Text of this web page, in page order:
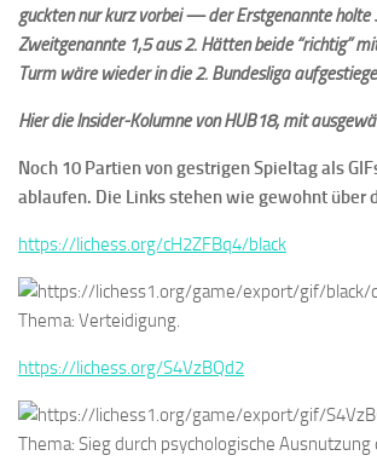
guckten nur kurz vorbei — der Erstgenannte holte
Zweitgenannte 1,5 aus 2. Hätten beide “richtig”
Turm wäre wieder in die 2. Bundesliga
Hier die Insider-Kolumne von HUB18, mit
Noch 10 Partien von gestrigen Spieltag als
ablaufen. Die Links stehen wie gewohnt über
https://lichess.org/cH2ZFBq4/black
Thema: Verteidigung.
https://lichess.org/S4VzBQd2
Thema: Sieg durch psychologische